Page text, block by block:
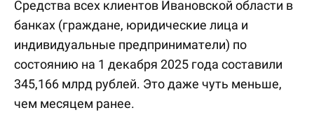
Средства всех клиентов Ивановской области в
банках (граждане, юридические лица и
индивидуальные предприниматели) по
состоянию на 1 декабря 2025 года составили
345,166 млрд рублей. Это даже чуть меньше,
чем месяцем ранее.